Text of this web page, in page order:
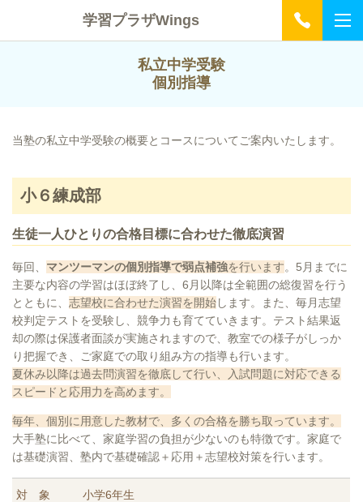
学習プラザWings
私立中学受験
個別指導
当塾の私立中学受験の概要とコースについてご案内いたします。
小６練成部
生徒一人ひとりの合格目標に合わせた徹底演習
毎回、 マンツーマンの個別指導で弱点補強を行います。5月までに
主要な内容の学習はほぼ終了し、6月以降は全範囲の総復習を行う
とともに、 志望校に合わせた演習を開始します。また、 毎月志望
校判定テストを受験 し、競争力も育てていきます。 テスト結果返
却の際は保護者面談が実施されますので、教室での様子がしっか
り把握でき、ご家庭での取り組み方の指導も行います。
夏休み以降は過去問演習を徹底して行い、入試問題に対応できる
スピードと応用力を高めます。
毎年、個別に用意した教材で、多くの合格を勝ち取っています。
大手塾に比べて、家庭学習の負担が少ないのも特徴です。家庭で
は基礎演習、塾内で基礎確認＋応用＋志望校対策を行います。
対 象 小学6年生